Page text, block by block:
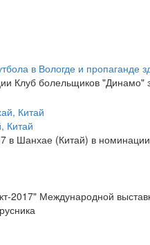
в Вологде и пропаганде
Клуб болельщиков "Динамо"
Китай
Шанхае (Китай) в номинации
Международной